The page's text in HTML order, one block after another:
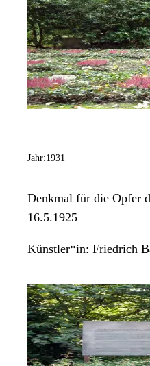
Jahr:1931
Denkmal für die Opfer
16.5.1925
Künstler*in: Friedrich